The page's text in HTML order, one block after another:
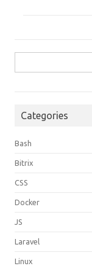
for:
Categories
Bash
Bitrix
CSS
Docker
JS
Laravel
Linux